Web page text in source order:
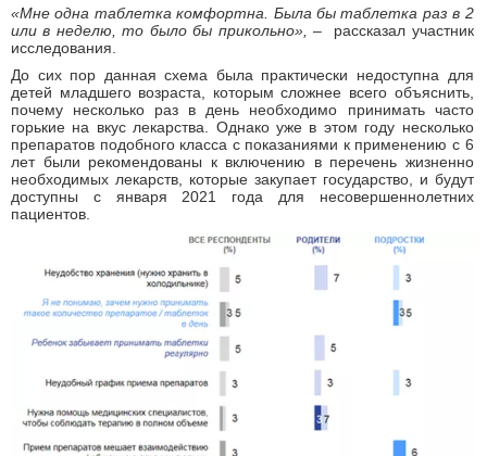
«Мне одна таблетка комфортна. Была бы таблетка раз в 2
или в неделю, то было бы прикольно», – рассказал участник
исследования.
До сих пор данная схема была практически недоступна для
детей младшего возраста, которым сложнее всего объяснить,
почему несколько раз в день необходимо принимать часто
горькие на вкус лекарства. Однако уже в этом году несколько
препаратов подобного класса с показаниями к применению с 6
лет были рекомендованы к включению в перечень жизненно
необходимых лекарств, которые закупает государство, и будут
доступны с января 2021 года для несовершеннолетних
пациентов.